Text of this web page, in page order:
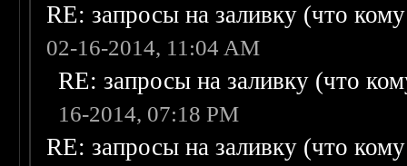
RE: запросы на заливку (что
02-16-2014, 11:04 AM
RE: запросы на заливку (что
16-2014, 07:18 PM
RE: запросы на заливку (что